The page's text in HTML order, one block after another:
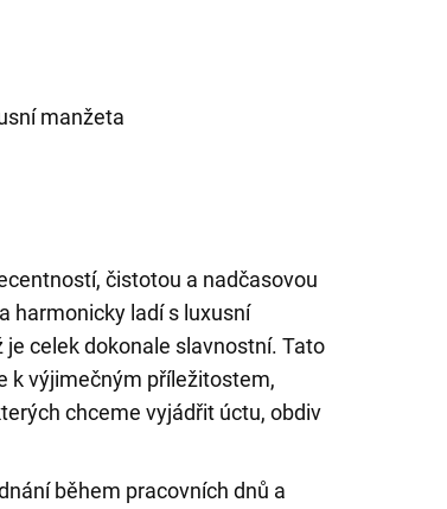
manžeta
čistotou a nadčasovou
harmonicky ladí s luxusní
celek dokonale slavnostní. Tato
k výjimečným příležitostem,
chceme vyjádřit úctu, obdiv
během pracovních dnů a